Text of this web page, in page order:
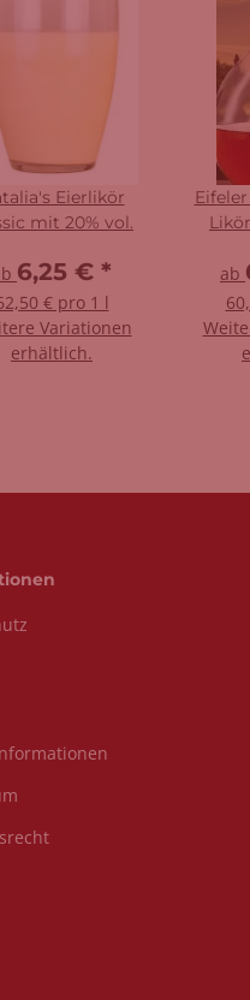
Eierlikör
mit 20% vol.
6,25 € *
€ pro 1 l
Variationen
erhältlich.
ab